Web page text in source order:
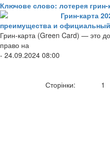
Ключове слово: лотерея грин-
Грин-карта
преимущества и
Грин-карта (Green Card) — это
право на
- 24.09.2024 08:00
Сторінки: 1